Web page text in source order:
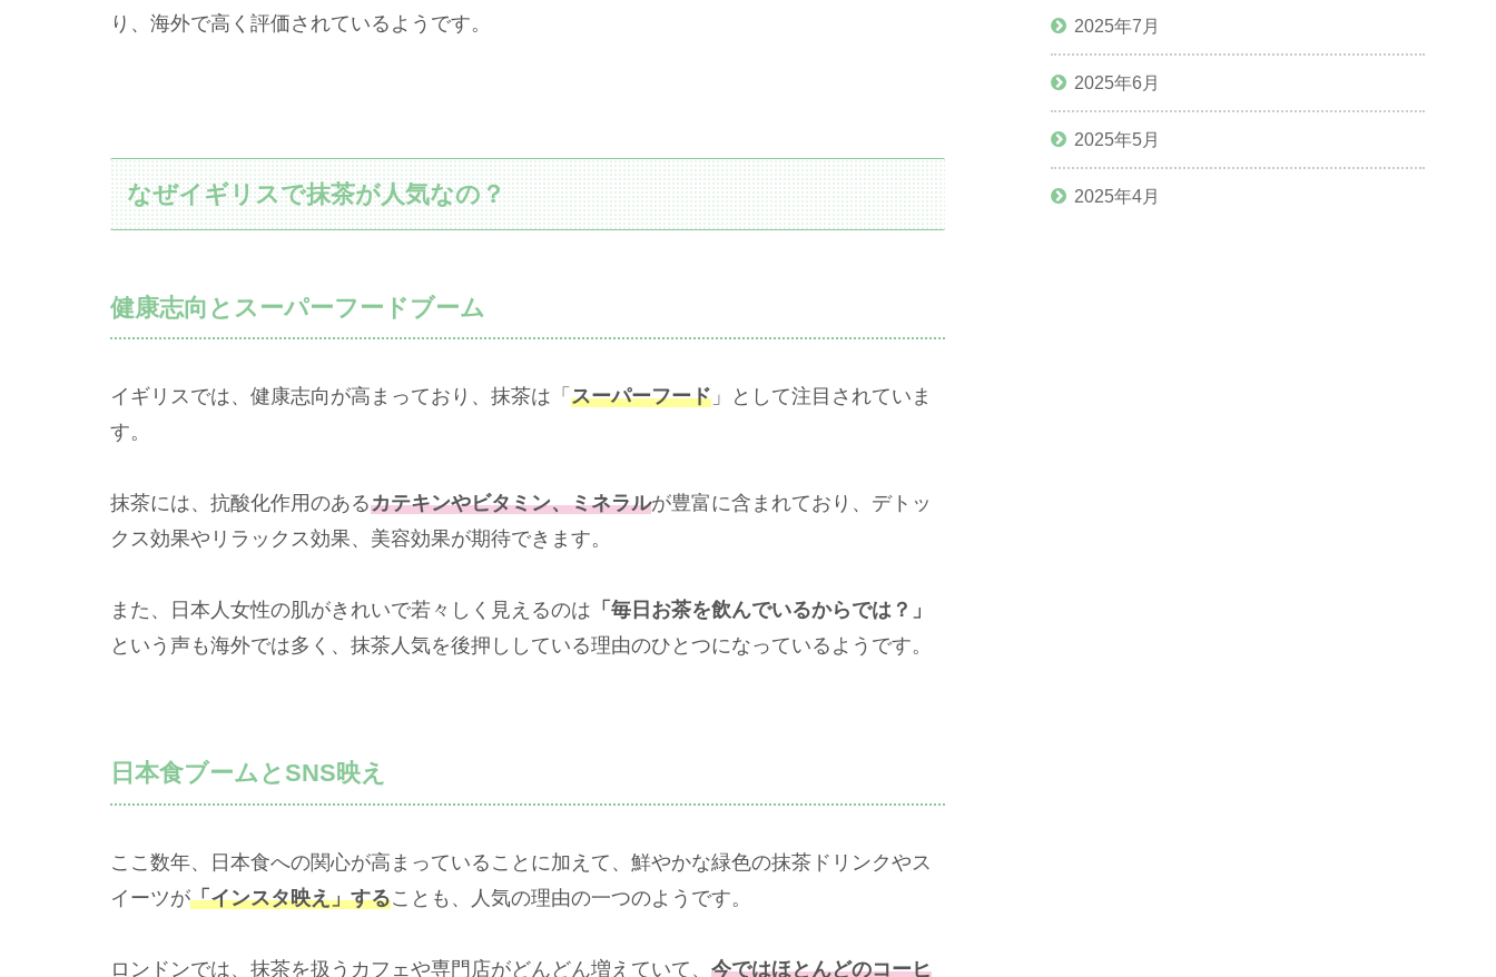
り、海外で高く評価されているようです。
なぜイギリスで抹茶が人気なの？
健康志向とスーパーフードブーム
イギリスでは、健康志向が高まっており、抹茶は「 スーパーフード 」として注目されていま
す。
抹茶には、抗酸化作用のあるカテキンやビタミン、ミネラルが豊富に含まれており、デトッ
クス効果やリラックス効果、美容効果が期待できます。
また、日本人女性の肌がきれいで若々しく見えるのは 「毎日お茶を飲んでいるからでは？」
という声も海外では多く、抹茶人気を後押ししている理由のひとつになっているようです。
日本食ブームとSNS映え
ここ数年、日本食への関心が高まっていることに加えて、鮮やかな緑色の抹茶ドリンクやス
イーツが「インスタ映え」することも、人気の理由の一つのようです。
ロンドンでは、抹茶を扱うカフェや専門店がどんどん増えていて、 今ではほとんどのコーヒ
2025年7月
2025年6月
2025年5月
2025年4月